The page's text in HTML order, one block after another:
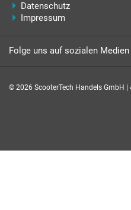
Datenschutz
Impressum
Folge uns auf sozialen
© 2026 ScooterTech Handels GmbH